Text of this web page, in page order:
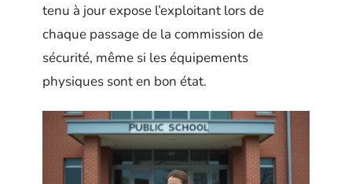
tenu à jour expose l’exploitant lors de
chaque passage de la commission de
sécurité, même si les équipements
physiques sont en bon état.